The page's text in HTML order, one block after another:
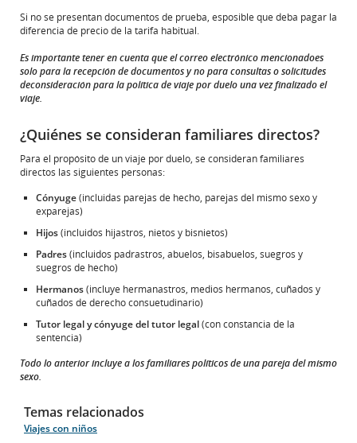
Si no se presentan documentos de prueba, esposible que deba pagar la
diferencia de precio de la tarifa habitual.
Es importante tener en cuenta que el correo electrónico mencionadoes
solo para la recepción de documentos y no para consultas o solicitudes
deconsideración para la política de viaje por duelo una vez finalizado el
viaje.
¿Quiénes se consideran familiares directos?
Para el propósito de un viaje por duelo, se consideran familiares
directos las siguientes personas:
Cónyuge(incluidas parejas de hecho, parejas del mismo sexo y
exparejas)
Hijos(incluidos hijastros, nietos y bisnietos)
Padres(incluidos padrastros, abuelos, bisabuelos, suegros y
suegros de hecho)
Hermanos(incluye hermanastros, medios hermanos, cuñados y
cuñados de derecho consuetudinario)
Tutor legal y cónyuge del tutor legal(con constancia de la
sentencia)
Todo lo anterior incluye a los familiares políticos de una pareja del mismo
sexo.
Temas relacionados
Viajes con niños